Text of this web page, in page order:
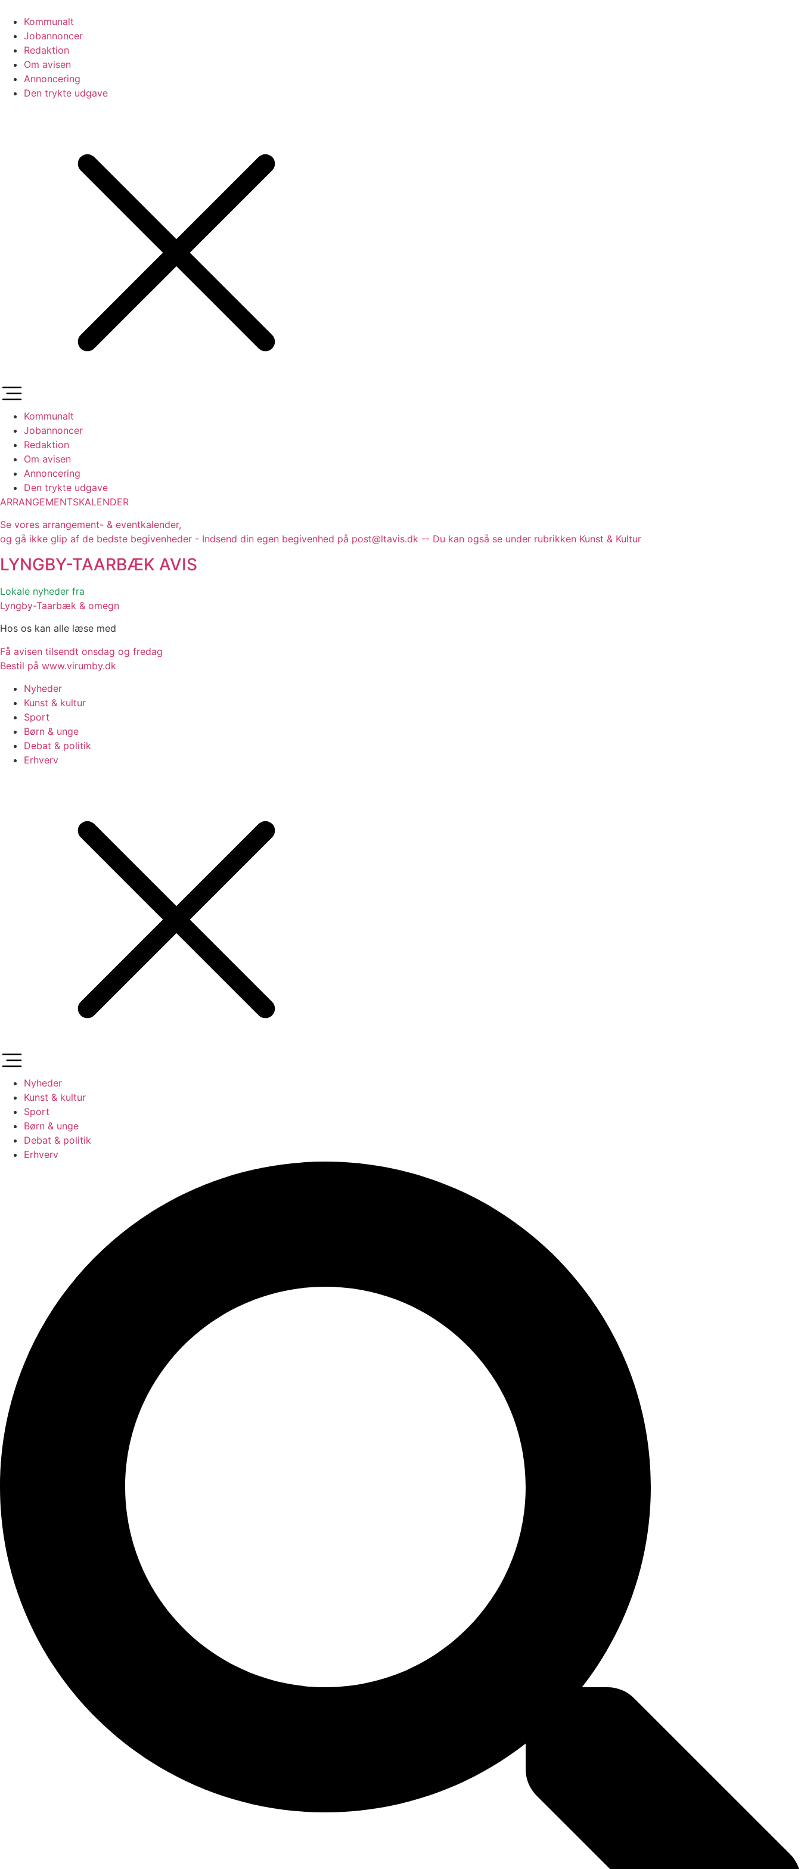
indhold
Kommunalt
Jobannoncer
Redaktion
Om avisen
Annoncering
Den trykte udgave
Kommunalt
Jobannoncer
Redaktion
Om avisen
Annoncering
Den trykte udgave
ARRANGEMENTSKALENDER
Se vores arrangement- & eventkalender,
og gå ikke glip af de bedste begivenheder - Indsend din egen begivenhed på post@ltavis.dk -- Du kan også se under rubrikken Kunst & Kultur
LYNGBY-TAARBÆK AVIS
Lokale nyheder fra
Lyngby-Taarbæk & omegn
Hos os kan alle læse med
Få avisen tilsendt onsdag og fredag
Bestil på www.virumby.dk
Nyheder
Kunst & kultur
Sport
Børn & unge
Debat & politik
Erhverv
Nyheder
Kunst & kultur
Sport
Børn & unge
Debat & politik
Erhverv